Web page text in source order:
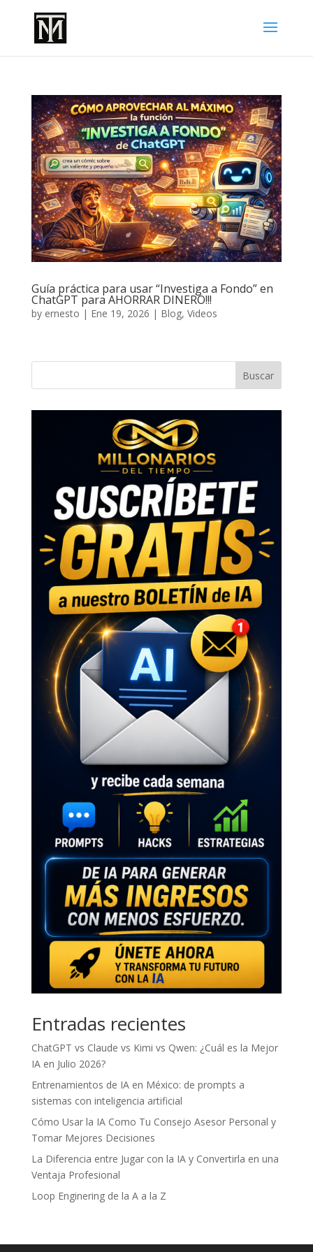
Guía práctica para usar “Investiga a Fondo” en
ChatGPT para AHORRAR DINERO!!!
by ernesto | Ene 19, 2026 | Blog, Videos
Buscar
Entradas recientes
ChatGPT vs Claude vs Kimi vs Qwen: ¿Cuál es la Mejor
IA en Julio 2026?
Entrenamientos de IA en México: de prompts a
sistemas con inteligencia artificial
Cómo Usar la IA Como Tu Consejo Asesor Personal y
Tomar Mejores Decisiones
La Diferencia entre Jugar con la IA y Convertirla en una
Ventaja Profesional
Loop Enginering de la A a la Z